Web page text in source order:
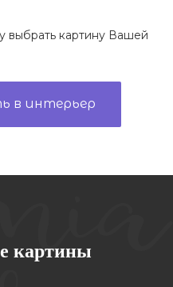
выбрать картину Вашей
в интерьер
картины